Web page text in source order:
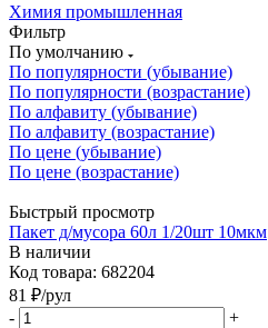
Химия промышленная
Фильтр
По умолчанию
По популярности (убывание)
По популярности (возрастание)
По алфавиту (убывание)
По алфавиту (возрастание)
По цене (убывание)
По цене (возрастание)
Быстрый просмотр
Пакет д/мусора 60л 1/20шт 10мкм
В наличии
Код товара: 682204
81 ₽/рул
-
+